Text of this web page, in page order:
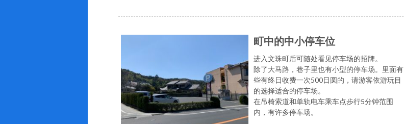
町中的中小停车位
进入文珠町后可随处看见停车场的招牌。
除了大马路，巷子里也有小型的停车场。里面有
些有终日收费一次500日圆的，请游客依游玩目
的选择适合的停车场。
在吊椅索道和单轨电车乘车点步行5分钟范围
内，有许多停车场。